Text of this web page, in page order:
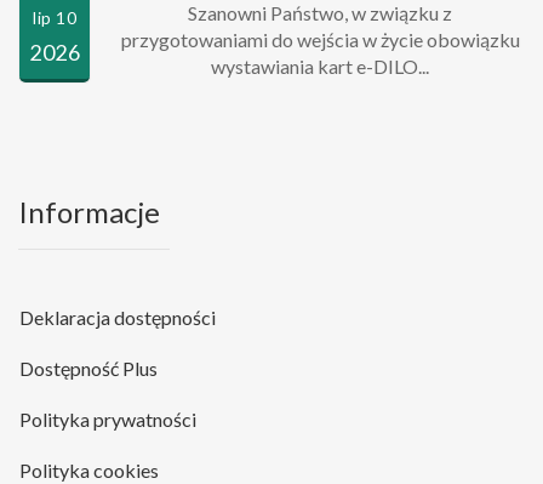
lip 10
2026
Szanowni Państwo, w związku z
przygotowaniami do wejścia w życie obowiązku
wystawiania kart e-DILO...
Informacje
Deklaracja dostępności
Dostępność Plus
Polityka prywatności
Polityka cookies